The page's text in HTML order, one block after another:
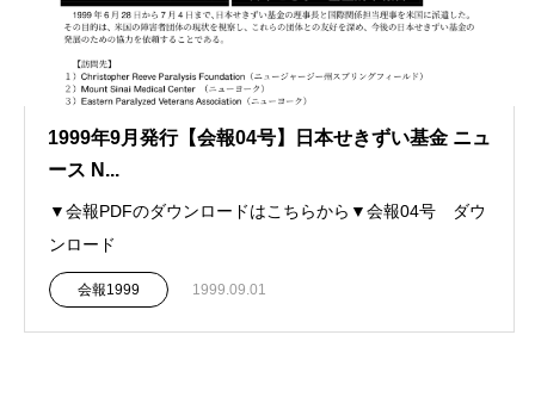
1999年9月発行【会報04号】日本せきずい基金 ニュ
ース N...
▼会報PDFのダウンロードはこちらから▼会報04号 ダウ
ンロード
会報1999 1999.09.01